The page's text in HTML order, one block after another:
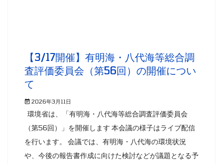
【3/17開催】有明海・八代海等総合調
査評価委員会（第56回）の開催につい
て
2026年3月11日
環境省は、「有明海・八代海等総合調査評価委員会
（第56回）」を開催します 本会議の様子はライブ配信
を行います。 会議では、有明海・八代海の環境状況
や、今後の報告書作成に向けた検討などが議題となる予